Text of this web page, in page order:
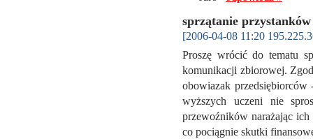
sprzątanie
[2006-04-08 11:20
Proszę wrócić do tematu
komunikacji zbiorowej.
obowiazak
wyższych uczeni nie
przewoźników narażając
co pociągnie skutki